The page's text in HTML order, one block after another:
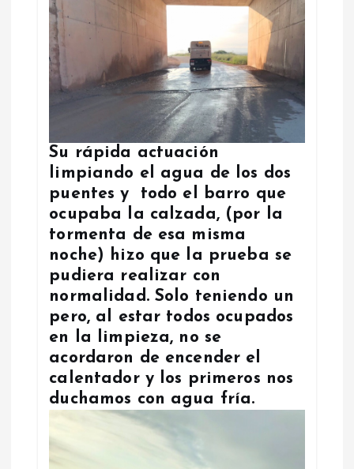
Su rápida actuación
limpiando el agua de los dos
puentes y todo el barro que
ocupaba la calzada, (por la
tormenta de esa misma
noche) hizo que la prueba se
pudiera realizar con
normalidad. Solo teniendo un
pero, al estar todos ocupados
en la limpieza, no se
acordaron de encender el
calentador y los primeros nos
duchamos con agua fría.